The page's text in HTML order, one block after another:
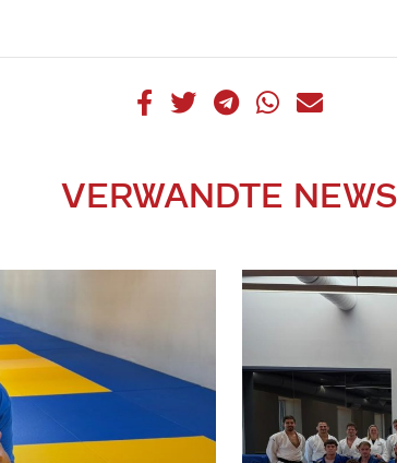
VERWANDTE NEWS